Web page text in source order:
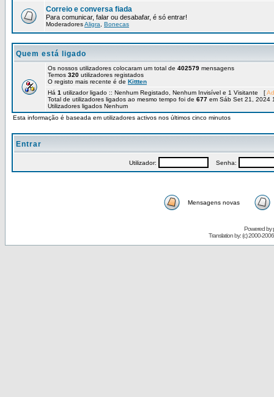
Correio e conversa fiada
Para comunicar, falar ou desabafar, é só entrar!
ModeradoresAligra Bonecas
Quem está ligado
Os nossos utilizadores colocaram um total de 402579 mensagens
Temos 320 utilizadores registados
O registo mais recente é de Kittten
Há 1 utilizador ligado :: Nenhum Registado, Nenhum Invisível e 1 Visitante [
Total de utilizadores ligados ao mesmo tempo foi de 677 em Sáb Set 21, 2024
Utilizadores ligados Nenhum
Esta informação é baseada em utilizadores activos nos últimos cinco minutos
Entrar
Utilizador: Senha:
Mensagens novas
Powered by
Translation by: (c) 2000-